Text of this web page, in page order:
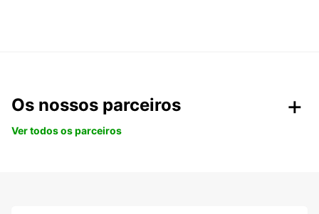
Os nossos parceiros
Ver todos os parceiros